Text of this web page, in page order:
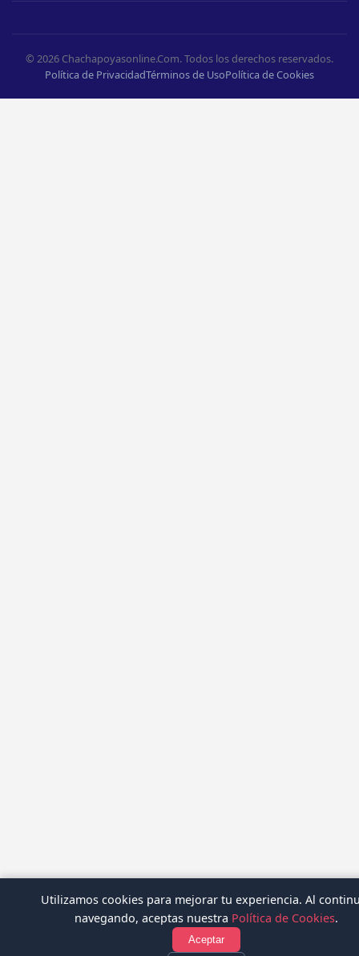
© 2026 Chachapoyasonline.Com. Todos los derechos reservados.
Política de PrivacidadTérminos de UsoPolítica de Cookies
Utilizamos cookies para mejorar tu experiencia. Al
navegando, aceptas nuestra Política de Cookies.
Aceptar